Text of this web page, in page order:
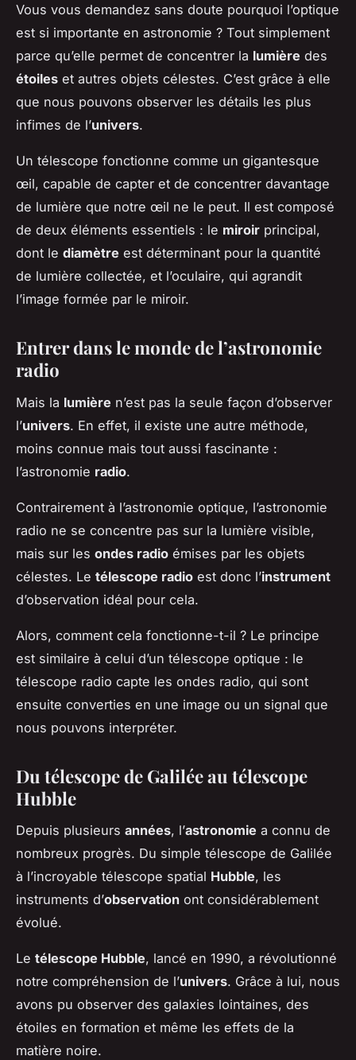
Vous vous demandez sans doute pourquoi l’optique
est si importante en astronomie ? Tout simplement
parce qu’elle permet de concentrer la lumière des
étoiles et autres objets célestes. C’est grâce à elle
que nous pouvons observer les détails les plus
infimes de l’univers.
Un télescope fonctionne comme un gigantesque
œil, capable de capter et de concentrer davantage
de lumière que notre œil ne le peut. Il est composé
de deux éléments essentiels : le miroir principal,
dont le diamètre est déterminant pour la quantité
de lumière collectée, et l’oculaire, qui agrandit
l’image formée par le miroir.
Entrer dans le monde de l’astronomie
radio
Mais la lumière n’est pas la seule façon d’observer
l’univers. En effet, il existe une autre méthode,
moins connue mais tout aussi fascinante :
l’astronomie radio.
Contrairement à l’astronomie optique, l’astronomie
radio ne se concentre pas sur la lumière visible,
mais sur les ondes radio émises par les objets
célestes. Le télescope radio est donc l’instrument
d’observation idéal pour cela.
Alors, comment cela fonctionne-t-il ? Le principe
est similaire à celui d’un télescope optique : le
télescope radio capte les ondes radio, qui sont
ensuite converties en une image ou un signal que
nous pouvons interpréter.
Du télescope de Galilée au télescope
Hubble
Depuis plusieurs années, l’astronomie a connu de
nombreux progrès. Du simple télescope de Galilée
à l’incroyable télescope spatial Hubble, les
instruments d’observation ont considérablement
évolué.
Le télescope Hubble, lancé en 1990, a révolutionné
notre compréhension de l’univers. Grâce à lui, nous
avons pu observer des galaxies lointaines, des
étoiles en formation et même les effets de la
matière noire.